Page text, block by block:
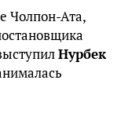
Чолпон-Ата,
Нурбек